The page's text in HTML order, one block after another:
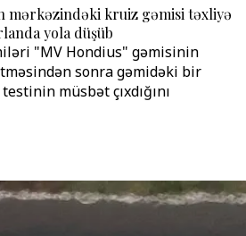
mərkəzindəki kruiz gəmisi təxliyə
yola düşüb
"MV Hondius" gəmisinin
sonra gəmidəki bir
müsbət çıxdığını